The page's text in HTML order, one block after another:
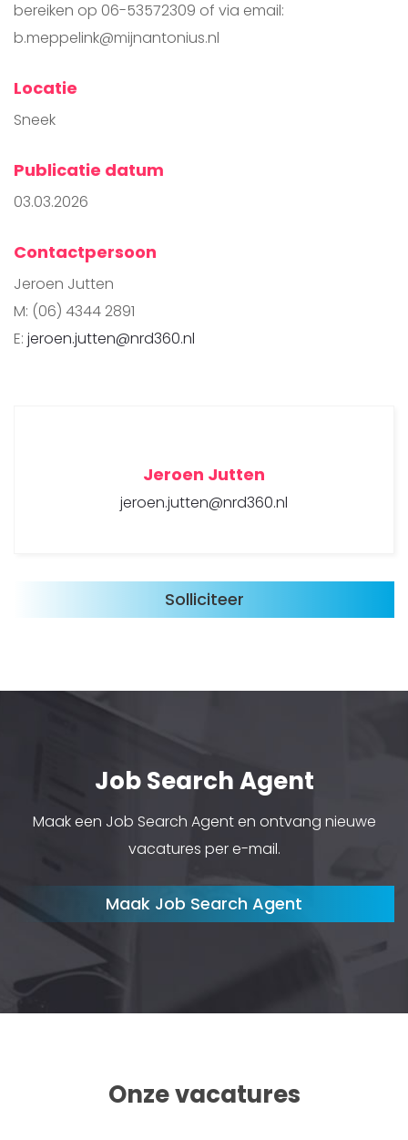
bereiken op 06-53572309 of via email:
b.meppelink@mijnantonius.nl
Locatie
Sneek
Publicatie datum
03.03.2026
Contactpersoon
Jeroen Jutten
M: (06) 4344 2891
E: jeroen.jutten@nrd360.nl
Jeroen Jutten
jeroen.jutten@nrd360.nl
Job Search Agent
Maak een Job Search Agent en ontvang nieuwe
vacatures per e-mail.
Maak Job Search Agent
Onze vacatures